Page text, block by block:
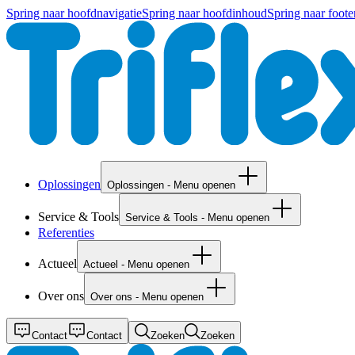
Spring naar hoofdnavigatieSpring naar hoofdinhoudSpring naar
Oplossingen Oplossingen - Menu openen
Service & Tools Service & Tools - Menu openen
Referenties
Actueel Actueel - Menu openen
Over ons Over ons - Menu openen
Contact Contact Zoeken Zoeken